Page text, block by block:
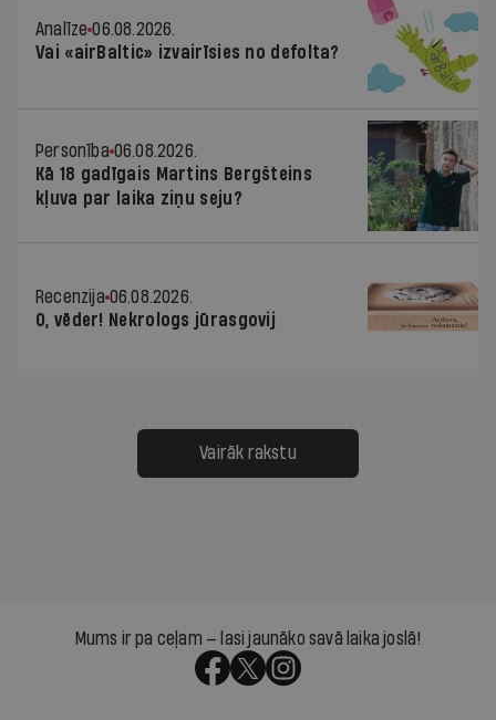
Analīze 06.08.2026.
Vai «airBaltic» izvairīsies no defolta?
Personība 06.08.2026.
Kā 18 gadīgais Martins Bergšteins
kļuva par laika ziņu seju?
Recenzija 06.08.2026.
O, vēder! Nekrologs jūrasgovij
Vairāk rakstu
Mums ir pa ceļam — lasi jaunāko savā laika joslā!